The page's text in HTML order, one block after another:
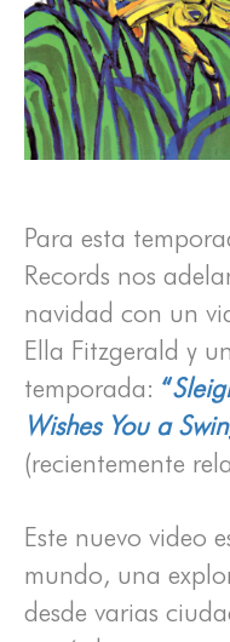
Para esta
Records nos
navidad con un
Ella Fitzgerald y
temporada: “
Wishes You a
(recientemente
Este nuevo video
mundo, una
desde varias